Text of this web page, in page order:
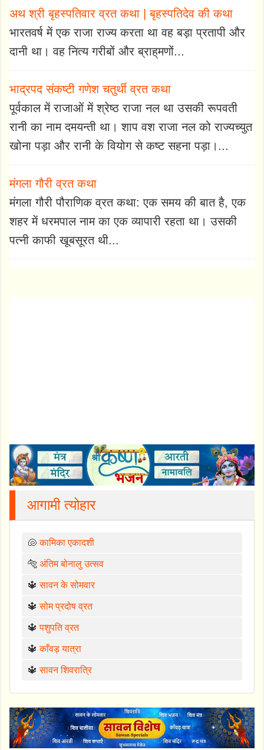
अथ श्री बृहस्पतिवार व्रत कथा | बृहस्पतिदेव की कथा
भारतवर्ष में एक राजा राज्य करता था वह बड़ा प्रतापी और
दानी था। वह नित्य गरीबों और ब्राह्‌मणों...
भाद्रपद संकष्टी गणेश चतुर्थी व्रत कथा
पूर्वकाल में राजाओं में श्रेष्ठ राजा नल था उसकी रूपवती
रानी का नाम दमयन्ती था। शाप वश राजा नल को राज्यच्युत
खोना पड़ा और रानी के वियोग से कष्ट सहना पड़ा।...
मंगला गौरी व्रत कथा
मंगला गौरी पौराणिक व्रत कथा: एक समय की बात है, एक
शहर में धरमपाल नाम का एक व्यापारी रहता था। उसकी
पत्नी काफी खूबसूरत थी...
आगामी त्योहार
🐚कामिका एकादशी
🐅 अंतिम बोनालु उत्सव
🔱सावन के सोमवार
🔱सोम प्रदोष व्रत
🔱पशुपति व्रत
🔱काँवड़ यात्रा
🔱सावन शिवरात्रि